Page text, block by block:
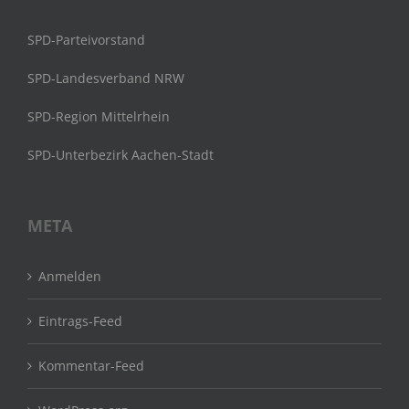
SPD-Parteivorstand
SPD-Landesverband NRW
SPD-Region Mittelrhein
SPD-Unterbezirk Aachen-Stadt
META
Anmelden
Eintrags-Feed
Kommentar-Feed